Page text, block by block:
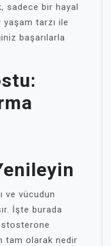
sadece bir hayal
yaşam tarzı ile
başarılarla
ve vücudun
İşte burada
tam olarak nedir